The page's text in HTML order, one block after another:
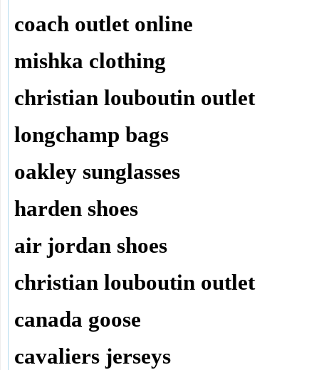
coach outlet online
mishka clothing
christian louboutin outlet
longchamp bags
oakley sunglasses
harden shoes
air jordan shoes
christian louboutin outlet
canada goose
cavaliers jerseys